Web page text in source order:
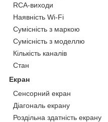
RCA-виходи
Наявність Wi-Fi
Сумісність з маркою
Сумісність з моделлю
Кількість каналів
Стан
Екран
Сенсорний екран
Діагональ екрану
Роздільна здатність екрану